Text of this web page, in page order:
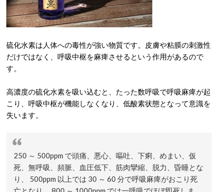
硫化水素は人体への毒性が強い物質です。皮膚や粘膜の刺激性
だけではなく、呼吸中枢を麻痺させるという作用があるので
す。
高濃度の硫化水素を吸い込むと、たった数呼吸で呼吸麻痺が起
こり、呼吸中枢が機能しなくなり、低酸素状態となって意識を
失います。
250 ～ 500ppm で頭痛、悪心、嘔吐、下痢、めまい、仮
死、無呼吸、頻脈、血圧低下、筋肉攣縮、脱力、昏睡とな
り、 500ppm 以上では 30 ～ 60 分で呼吸麻痺がおこり死